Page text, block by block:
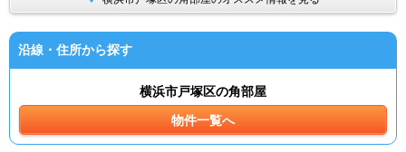
沿線・住所から探す
横浜市戸塚区の角部屋
物件一覧へ